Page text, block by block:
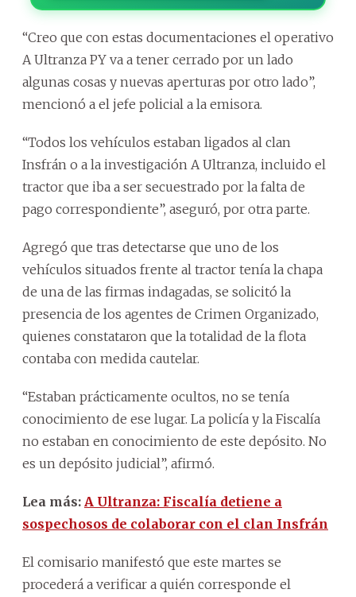
“Creo que con estas documentaciones el operativo
A Ultranza PY va a tener cerrado por un lado
algunas cosas y nuevas aperturas por otro lado”,
mencionó a el jefe policial a la emisora.
“Todos los vehículos estaban ligados al clan
Insfrán o a la investigación A Ultranza, incluido el
tractor que iba a ser secuestrado por la falta de
pago correspondiente”, aseguró, por otra parte.
Agregó que tras detectarse que uno de los
vehículos situados frente al tractor tenía la chapa
de una de las firmas indagadas, se solicitó la
presencia de los agentes de Crimen Organizado,
quienes constataron que la totalidad de la flota
contaba con medida cautelar.
“Estaban prácticamente ocultos, no se tenía
conocimiento de ese lugar. La policía y la Fiscalía
no estaban en conocimiento de este depósito. No
es un depósito judicial”, afirmó.
Lea más: A Ultranza: Fiscalía detiene a
sospechosos de colaborar con el clan Insfrán
El comisario manifestó que este martes se
procederá a verificar a quién corresponde el